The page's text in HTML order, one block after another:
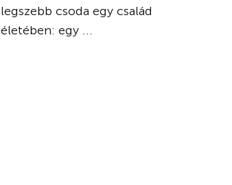
legszebb csoda egy család
életében: egy ...